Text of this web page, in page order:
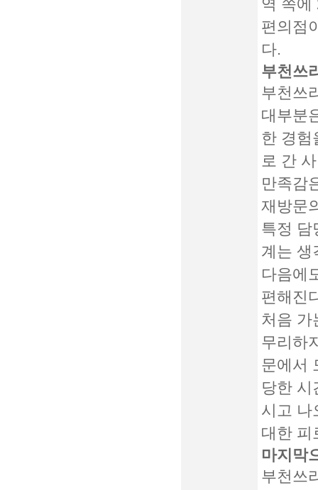
역 쪽에
편의점
다.
부천쓰
부천쓰
대부분
한 경험
로 간
만족감
재방문
특정 담
계는 생
다음에
편해진
처음 가
무리하
문에서
당한 시
시고 나
대한 피
마지막
부천쓰